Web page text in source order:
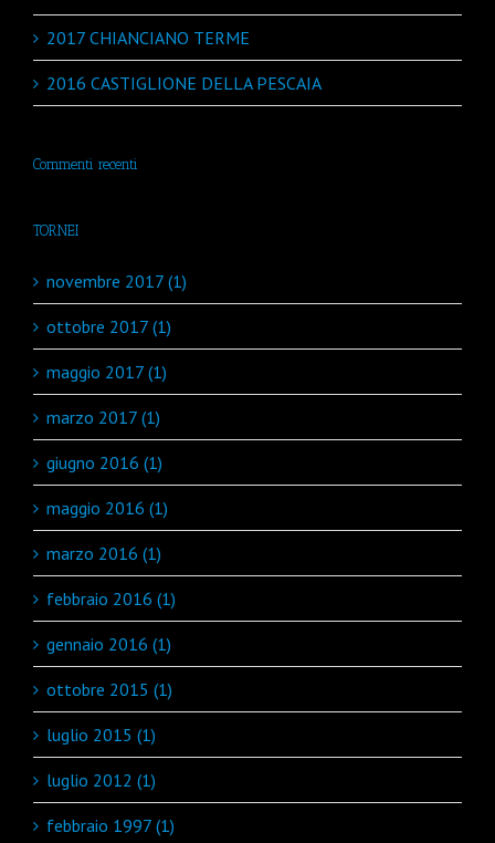
2017 CHIANCIANO TERME
2016 CASTIGLIONE DELLA PESCAIA
Commenti recenti
TORNEI
novembre 2017 (1)
ottobre 2017 (1)
maggio 2017 (1)
marzo 2017 (1)
giugno 2016 (1)
maggio 2016 (1)
marzo 2016 (1)
febbraio 2016 (1)
gennaio 2016 (1)
ottobre 2015 (1)
luglio 2015 (1)
luglio 2012 (1)
febbraio 1997 (1)